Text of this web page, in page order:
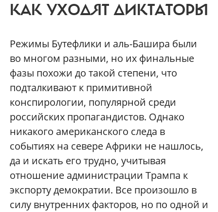
КАК УХОДЯТ ДИКТАТОРЫ
Режимы Бутефлики и аль-Башира были
во многом разными, но их финальные
фазы похожи до такой степени, что
подталкивают к примитивной
конспирологии, популярной среди
российских пропагандистов. Однако
никакого американского следа в
событиях на севере Африки не нашлось,
да и искать его трудно, учитывая
отношение администрации Трампа к
экспорту демократии. Все произошло в
силу внутренних факторов, но по одной и